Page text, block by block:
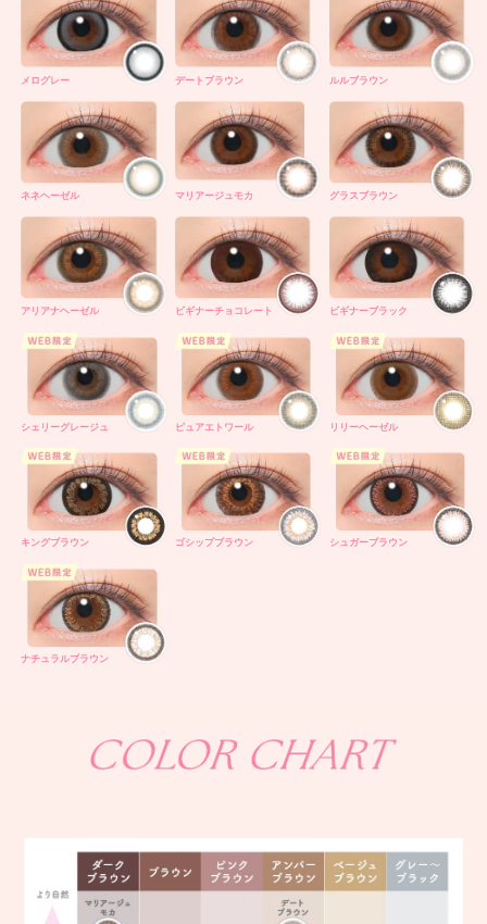
メログレー デートブラウン ルルブラウン
ネネヘーゼル マリアージュモカ グラスブラウン
アリアナヘーゼル ビギナーチョコレート ビギナーブラック
シェリーグレージュ ピュアエトワール リリーヘーゼル
キングブラウン ゴシップブラウン シュガーブラウン
ナチュラルブラウン